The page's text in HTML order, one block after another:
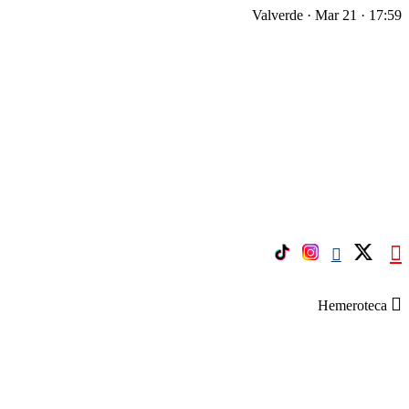
Valverde · Mar 21 · 17:59
Hemeroteca